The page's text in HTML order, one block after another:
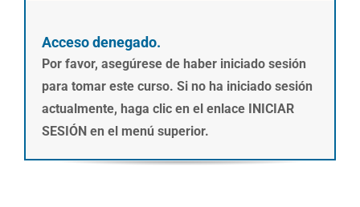
Acceso denegado.
Por favor, asegúrese de haber iniciado sesión
para tomar este curso. Si no ha iniciado sesión
actualmente, haga clic en el enlace INICIAR
SESIÓN en el menú superior.